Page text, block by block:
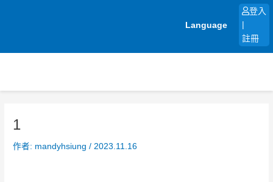
Language
登入
註冊
1
作者: mandyhsiung/ 2023.11.16